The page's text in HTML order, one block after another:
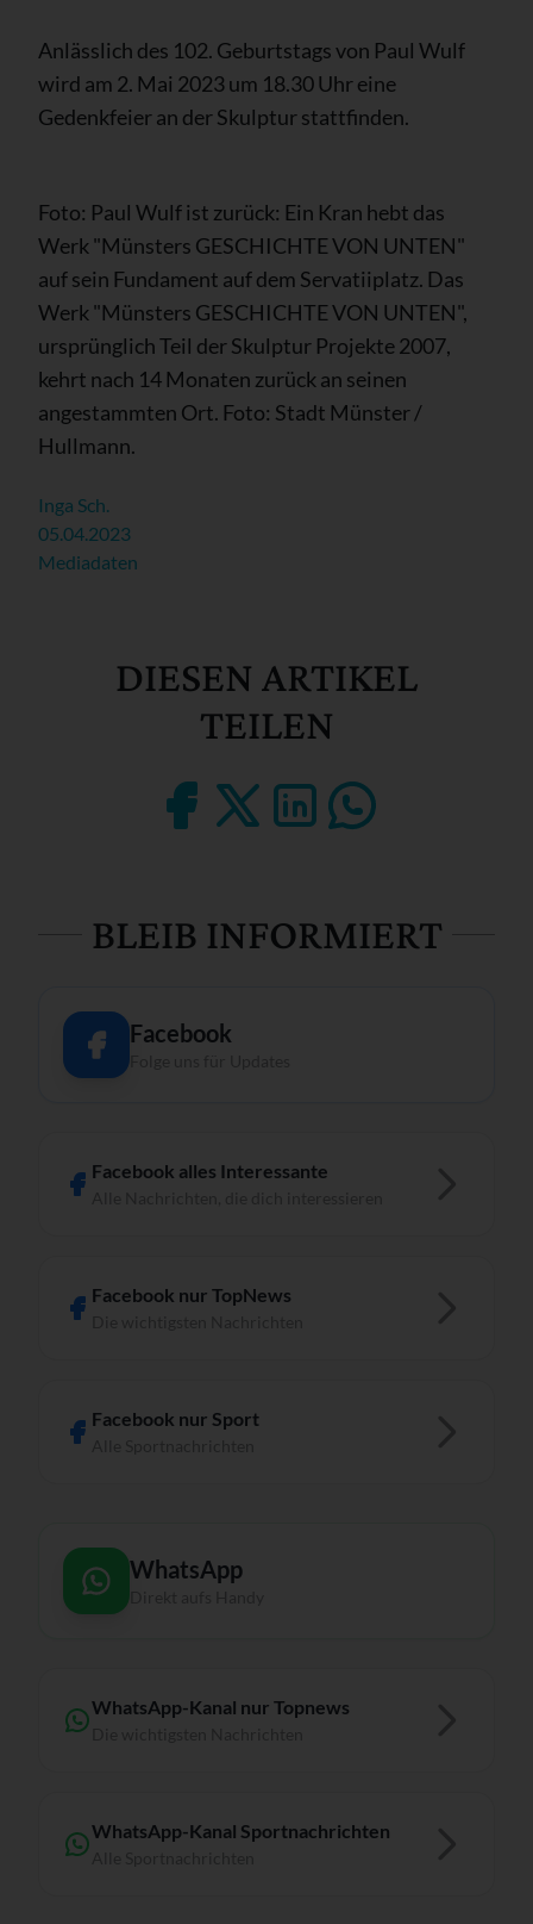
Anlässlich des 102. Geburtstags von Paul Wulf
wird am 2. Mai 2023 um 18.30 Uhr eine
Gedenkfeier an der Skulptur stattfinden.
Foto: Paul Wulf ist zurück: Ein Kran hebt das
Werk "Münsters GESCHICHTE VON UNTEN"
auf sein Fundament auf dem Servatiiplatz. Das
Werk "Münsters GESCHICHTE VON UNTEN",
ursprünglich Teil der Skulptur Projekte 2007,
kehrt nach 14 Monaten zurück an seinen
angestammten Ort. Foto: Stadt Münster /
Hullmann.
Inga Sch.
05.04.2023
Mediadaten
DIESEN ARTIKEL
TEILEN
BLEIB INFORMIERT
Facebook
Facebook alles Interessante
Facebook nur TopNews
Facebook nur Sport
WhatsApp
WhatsApp-Kanal nur Topnews
WhatsApp-Kanal Sportnachrichten